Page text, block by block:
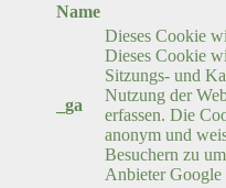
Name
_ga
Dieses Cookie
Dieses Cookie
Sitzungs- und
Nutzung der
erfassen. Die
anonym und
Besuchern zu
Anbieter Google